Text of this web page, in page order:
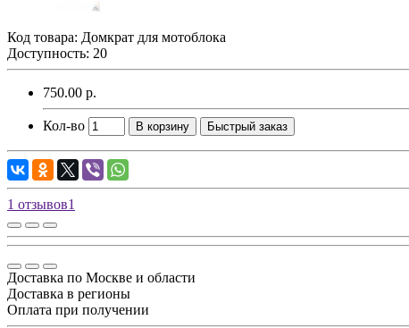
Код товара: Домкрат для мотоблока
Доступность: 20
750.00 р.
Кол-во В корзину Быстрый заказ
1 отзывов1
Доставка по Москве и области
Доставка в регионы
Оплата при получении